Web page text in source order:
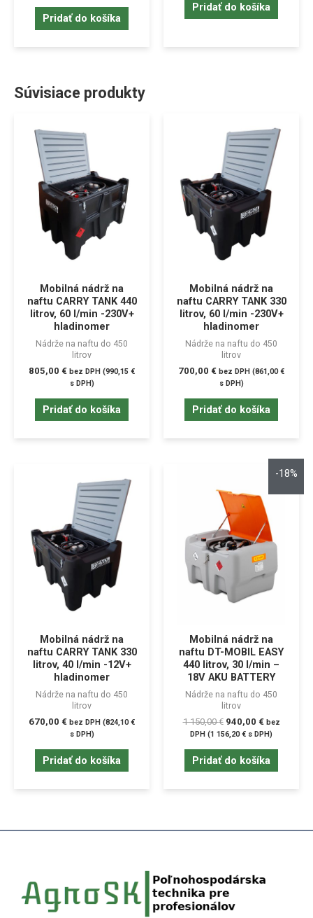
Pridať do košíka
Pridať do košíka
Súvisiace produkty
Mobilná nádrž na
naftu CARRY TANK 440
litrov, 60 l/min -230V+
hladinomer
Nádrže na naftu do 450
litrov
805,00 € bez DPH (990,15 €
s DPH)
Pridať do košíka
Mobilná nádrž na
naftu CARRY TANK 330
litrov, 60 l/min -230V+
hladinomer
Nádrže na naftu do 450
litrov
700,00 € bez DPH (861,00€
s DPH)
Pridať do košíka
Mobilná nádrž na
naftu CARRY TANK 330
litrov, 40 l/min -12V+
hladinomer
Nádrže na naftu do 450
litrov
670,00 € bez DPH (824,10€
s DPH)
Pridať do košíka
-18%
Mobilná nádrž na
naftu DT-MOBIL EASY
440 litrov, 30 l/min –
18V AKU BATTERY
Nádrže na naftu do 450
litrov
1 150,00€ 940,00 € bez
DPH (1 156,20€ s DPH)
Pridať do košíka